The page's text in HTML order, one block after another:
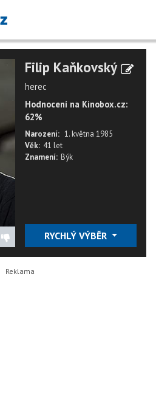
Filip Kaňkovský
herec
Hodnocení na Kinobox.cz:
62%
Narození: 1. května 1985
Věk: 41 let
Znamení: Býk
RYCHLÝ VÝBĚR